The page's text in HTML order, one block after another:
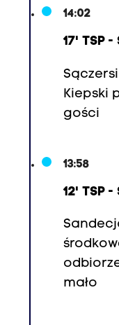
14:02
17' TSP -
Kiepski
gości
13:58
12' TSP -
mało